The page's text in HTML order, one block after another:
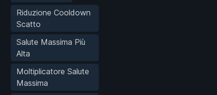
Riduzione Cooldown
Scatto
Salute Massima Più
Alta
Moltiplicatore Salute
Massima